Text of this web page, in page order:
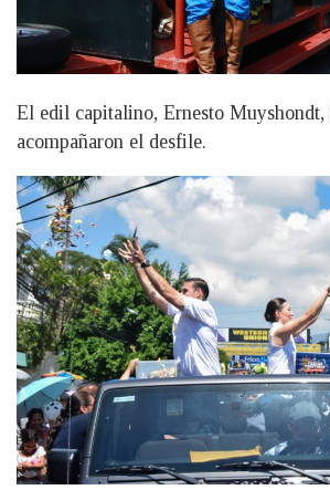
El edil capitalino, Ernesto Muyshondt,
acompañaron el desfile.